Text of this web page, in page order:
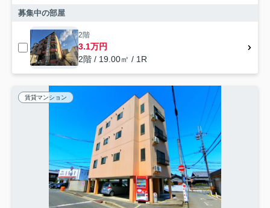
募集中の部屋
2階
3.1万円
2階 / 19.00㎡ / 1R
賃貸マンション